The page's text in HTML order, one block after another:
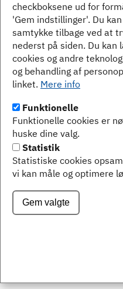
E-mail:
checkboksene ud for
'Gem indstillinger'. Du
samtykke tilbage ved at
nederst på siden. Du kan
cookies og andre
og behandling af
linket. Mere info
Funktionelle
Funktionelle cookies er
huske dine valg.
Statistik
Statistiske cookies
vi kan måle og optimere
Gem valgte